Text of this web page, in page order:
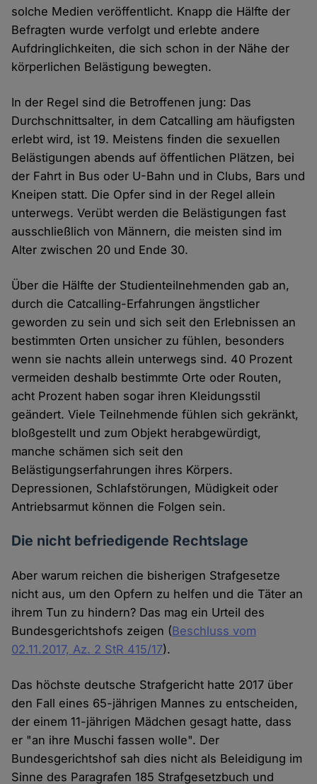
solche Medien veröffentlicht. Knapp die Hälfte der
Befragten wurde verfolgt und erlebte andere
Aufdringlichkeiten, die sich schon in der Nähe der
körperlichen Belästigung bewegten.
In der Regel sind die Betroffenen jung: Das
Durchschnittsalter, in dem Catcalling am häufigsten
erlebt wird, ist 19. Meistens finden die sexuellen
Belästigungen abends auf öffentlichen Plätzen, bei
der Fahrt in Bus oder U-Bahn und in Clubs, Bars und
Kneipen statt. Die Opfer sind in der Regel allein
unterwegs. Verübt werden die Belästigungen fast
ausschließlich von Männern, die meisten sind im
Alter zwischen 20 und Ende 30.
Über die Hälfte der Studienteilnehmenden gab an,
durch die Catcalling-Erfahrungen ängstlicher
geworden zu sein und sich seit den Erlebnissen an
bestimmten Orten unsicher zu fühlen, besonders
wenn sie nachts allein unterwegs sind. 40 Prozent
vermeiden deshalb bestimmte Orte oder Routen,
acht Prozent haben sogar ihren Kleidungsstil
geändert. Viele Teilnehmende fühlen sich gekränkt,
bloßgestellt und zum Objekt herabgewürdigt,
manche schämen sich seit den
Belästigungserfahrungen ihres Körpers.
Depressionen, Schlafstörungen, Müdigkeit oder
Antriebsarmut können die Folgen sein.
Die nicht befriedigende Rechtslage
Aber warum reichen die bisherigen Strafgesetze
nicht aus, um den Opfern zu helfen und die Täter an
ihrem Tun zu hindern? Das mag ein Urteil des
Bundesgerichtshofs zeigen (Beschluss vom
02.11.2017, Az. 2 StR 415/17).
Das höchste deutsche Strafgericht hatte 2017 über
den Fall eines 65-jährigen Mannes zu entscheiden,
der einem 11-jährigen Mädchen gesagt hatte, dass
er "an ihre Muschi fassen wolle". Der
Bundesgerichtshof sah dies nicht als Beleidigung im
Sinne des Paragrafen 185 Strafgesetzbuch und